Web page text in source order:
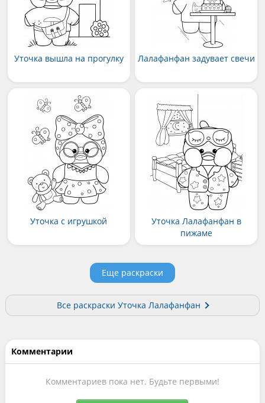
Уточка вышла на прогулку Лалафанфан задувает свечи
Уточка с игрушкой
Уточка Лалафанфан в
пижаме
Еще раскраски
Все раскраски Уточка Лалафанфан
Комментарии
Комментариев пока нет. Будьте первыми!